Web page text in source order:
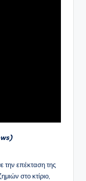
επέκταση της
στο κτίριο,